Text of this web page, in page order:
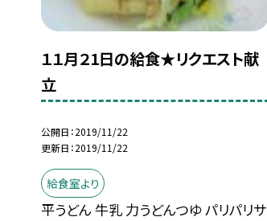
１１月２1日の給食★リクエスト献
立
公開日 2019/11/22
更新日 2019/11/22
給食室より
平うどん 牛乳 力うどんつゆ パリパリサ